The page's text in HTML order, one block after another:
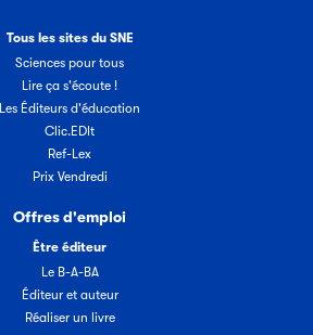
Tous les sites du SNE
Sciences pour tous
Lire ça s'écoute !
Les Éditeurs d'éducation
Clic.EDIt
Ref-Lex
Prix Vendredi
Offres d'emploi
Être éditeur
Le B-A-BA
Éditeur et auteur
Réaliser un livre